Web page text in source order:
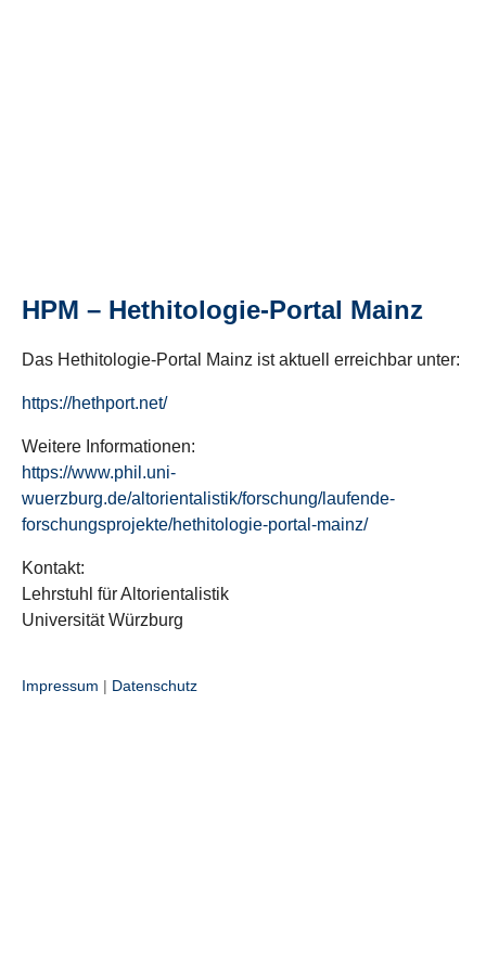
HPM – Hethitologie-Portal Mainz
Das Hethitologie-Portal Mainz ist aktuell erreichbar unter:
https://hethport.net/
Weitere Informationen:
https://www.phil.uni-
wuerzburg.de/altorientalistik/forschung/laufende-
forschungsprojekte/hethitologie-portal-mainz/
Kontakt:
Lehrstuhl für Altorientalistik
Universität Würzburg
Impressum | Datenschutz